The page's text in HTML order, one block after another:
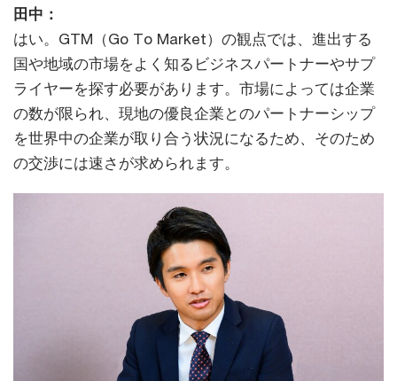
田中：
はい。GTM（Go To Market）の観点では、進出する
国や地域の市場をよく知るビジネスパートナーやサプ
ライヤーを探す必要があります。市場によっては企業
の数が限られ、現地の優良企業とのパートナーシップ
を世界中の企業が取り合う状況になるため、そのため
の交渉には速さが求められます。